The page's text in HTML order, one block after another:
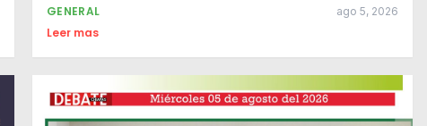
GENERAL ago 5, 2026
Leer mas